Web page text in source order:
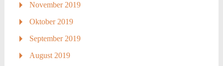
November 2019
Oktober 2019
September 2019
August 2019